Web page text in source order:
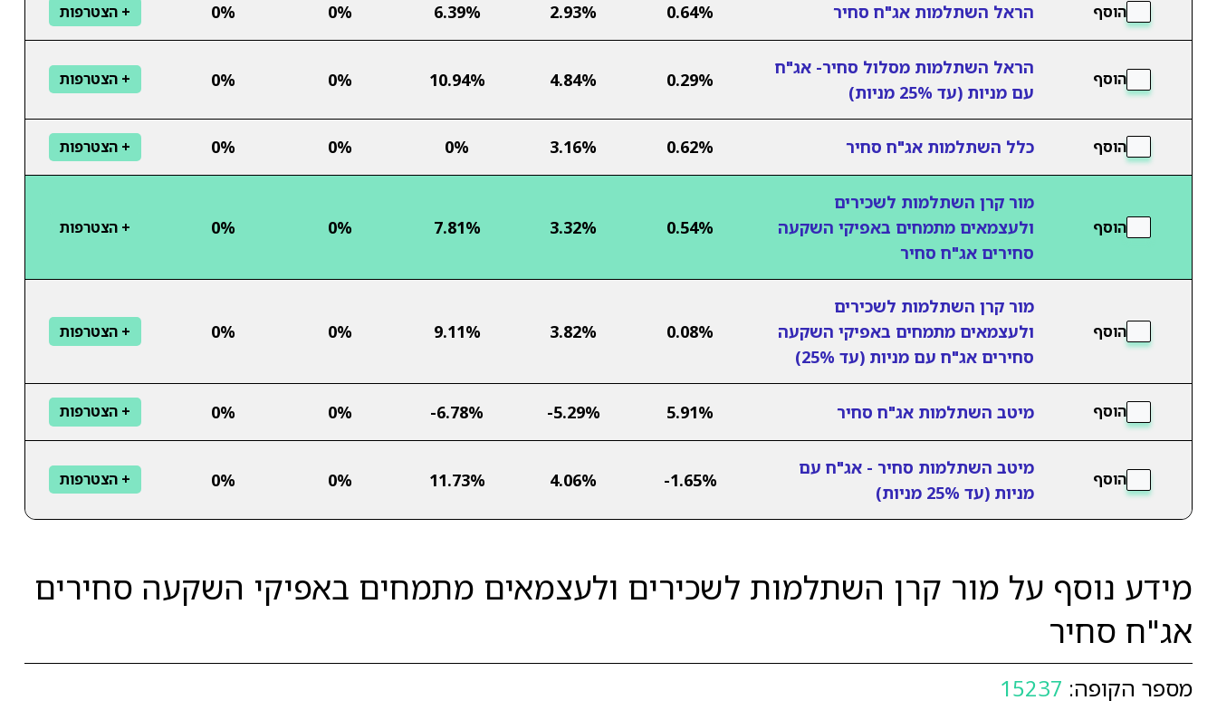
הוסף הראל השתלמות אג"ח סחיר 0.64%
2.93%
6.39%
0%
0% + הצטרפות
הוסף
הראל השתלמות מסלול סחיר- אג"ח
עם מניות (עד 25% מניות)
0.29%
4.84%
10.94%
0%
0% + הצטרפות
הוסף כלל השתלמות אג"ח סחיר 0.62%
3.16%
0%
0%
0% + הצטרפות
הוסף
מור קרן השתלמות לשכירים
ולעצמאים מתמחים באפיקי השקעה
סחירים אג"ח סחיר
0.54%
3.32%
7.81%
0%
0% + הצטרפות
הוסף
מור קרן השתלמות לשכירים
ולעצמאים מתמחים באפיקי השקעה
סחירים אג"ח עם מניות (עד 25%)
0.08%
3.82%
9.11%
0%
0% + הצטרפות
הוסף מיטב השתלמות אג"ח סחיר 5.91%
-5.29%
-6.78%
0%
0% + הצטרפות
הוסף
מיטב השתלמות סחיר - אג"ח עם
מניות (עד 25% מניות)
-1.65%
4.06%
11.73%
0%
0% + הצטרפות
מידע נוסף על מור קרן השתלמות לשכירים ולעצמאים מתמחים באפיקי השקעה סחירים
אג"ח סחיר
מספר הקופה: 15237